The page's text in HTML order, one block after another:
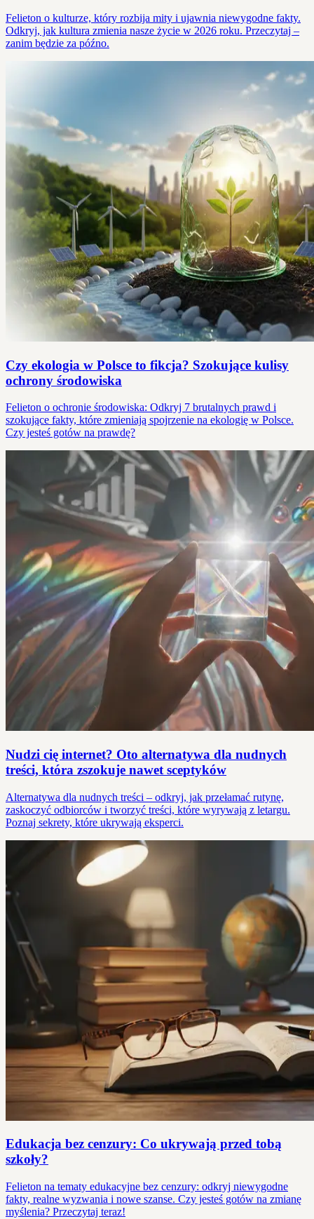
Felieton o kulturze, który rozbija mity i ujawnia niewygodne fakty.
Odkryj, jak kultura zmienia nasze życie w 2026 roku. Przeczytaj –
zanim będzie za późno.
Czy ekologia w Polsce to fikcja? Szokujące kulisy
ochrony środowiska
Felieton o ochronie środowiska: Odkryj 7 brutalnych prawd i
szokujące fakty, które zmieniają spojrzenie na ekologię w Polsce.
Czy jesteś gotów na prawdę?
Nudzi cię internet? Oto alternatywa dla nudnych
treści, która zszokuje nawet sceptyków
Alternatywa dla nudnych treści – odkryj, jak przełamać rutynę,
zaskoczyć odbiorców i tworzyć treści, które wyrywają z letargu.
Poznaj sekrety, które ukrywają eksperci.
Edukacja bez cenzury: Co ukrywają przed tobą
szkoły?
Felieton na tematy edukacyjne bez cenzury: odkryj niewygodne
fakty, realne wyzwania i nowe szanse. Czy jesteś gotów na zmianę
myślenia? Przeczytaj teraz!